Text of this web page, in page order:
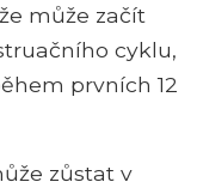
může začít
cyklu,
prvních 12
zůstat v